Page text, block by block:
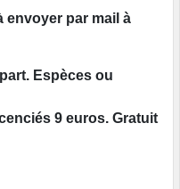
envoyer par mail à
Espèces ou
9 euros. Gratuit